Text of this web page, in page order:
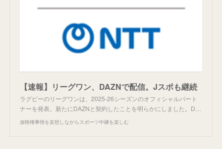
【速報】リーグワン、DAZNで配信。Jスポも継続
ラグビーのリーグワンは、2025-26シーズンのオフィシャルパート
ナーを発表。新たにDAZNと契約したことを明らかにしました。D…
放映権事情を妄想しながらスポーツ中継を楽しむ